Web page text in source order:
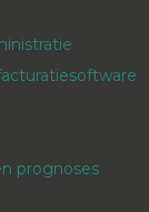
prognoses